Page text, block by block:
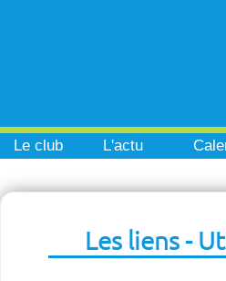
Le club L'actu
Les liens -